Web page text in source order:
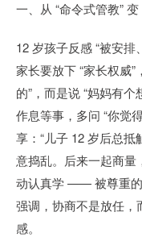
一、从 “命令式管教”
12 岁孩子反感 “被安排
家长要放下 “家长权威
的”，而是说 “妈妈有个
作息等事，多问 “你觉
享：“儿子 12 岁后总
意捣乱。后来一起商量
动认真学 —— 被尊重的
强调，协商不是放任，
感。